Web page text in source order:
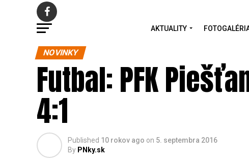
AKTUALITY
NOVINKY
Futbal: PFK
4:1
Published 10 rokov ago on 5. septembra 2016
By PNky.sk